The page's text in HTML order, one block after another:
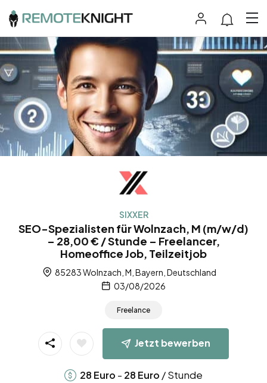
SIXXER
SEO-Spezialisten für Wolnzach, M (m/w/d)
– 28,00 € / Stunde – Freelancer,
Homeoffice Job, Teilzeitjob
85283 Wolnzach, M, Bayern, Deutschland
03/08/2026
Freelance
Jetzt bewerben
28 Euro - 28 Euro / Stunde